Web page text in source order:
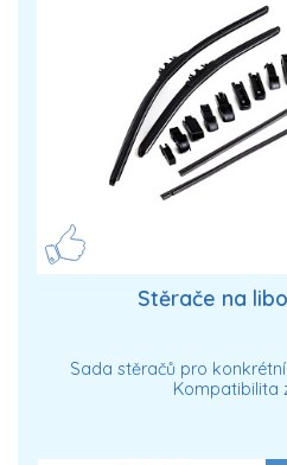
Stěrače na
Sada stěračů pro
Kompatibilita